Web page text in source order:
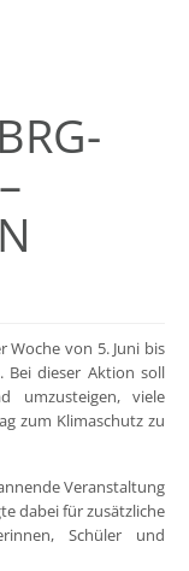
Woche von 5. Juni bis
Bei dieser Aktion soll
umzusteigen, viele
zum Klimaschutz zu
Veranstaltung
dabei für zusätzliche
Schüler und